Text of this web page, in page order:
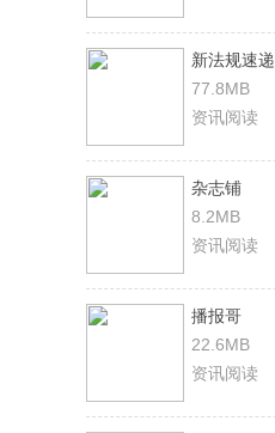
新法规速递
77.8MB
资讯阅读
杂志铺
8.2MB
资讯阅读
播报哥
22.6MB
资讯阅读